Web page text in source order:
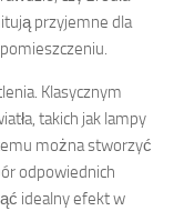
przyjemne dla
Klasycznym
takich jak lampy
można stworzyć
odpowiednich
idealny efekt w